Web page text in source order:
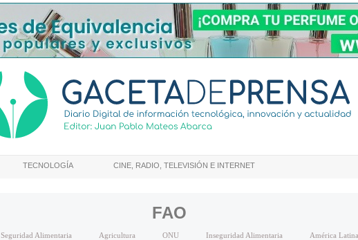
TECNOLOGÍA CINE, RADIO, TELEVISIÓN E INTERNET
FAO
Seguridad Alimentaria Agricultura ONU Inseguridad Alimentaria América Latina